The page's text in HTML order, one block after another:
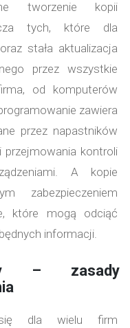
tworzenie kopii
tych, które dla
stała aktualizacja
przez wszystkie
od komputerów
zawiera
przez napastników
kontroli
A kopie
zabezpieczeniem
które mogą odciąć
informacji.
– zasady
się dla wielu firm